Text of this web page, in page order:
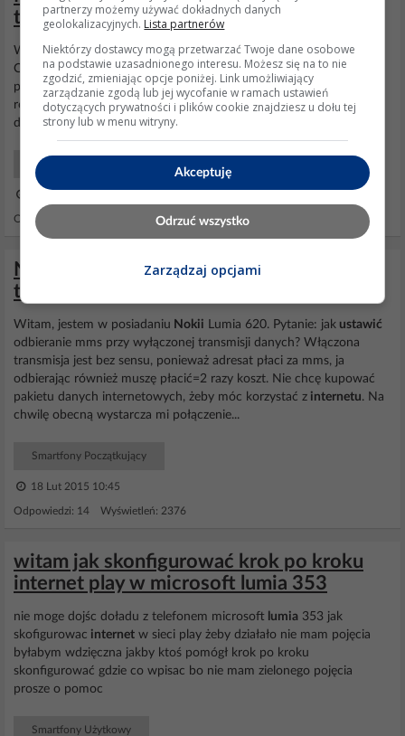
telefonu (po kablu)
Witam. Napotkałem taki problem - nigdzie nie mogę tego znaleźć.
Czy za pomocą Lumii 820 można uzyskać internetw komputerze
po kablu USB. Wiem, że można stworzyć sieć wi-fi (Lumia jako
router wi-fi), ale mam problem w laptopie z kartą bezprzewodową,
dlatego chcę udostępnićinternet
Smartfony Początkujący
Odpowiedzi: 5 Wyświetleń: 8508
Nokia Lumia 620 - jak odbierać MMS bez
transmisji danych w sieci Plus?
Witam, jestem w posiadaniu Nokii Lumia 620. Pytanie: jak ustawić
odbieranie mms przy wyłączonej transmisji danych? Włączona
transmisja jest bez sensu, ponieważ adresat płaci za mms, ja
odbierając również muszę płacić=2 razy koszt. Nie chcę kupować
pakietu danych internetowych, żeby móc korzystać z internetu. Na
chwilę obecną wystarcza mi połączenie...
Smartfony Początkujący
18 Lut 2015 10:45
Odpowiedzi: 14 Wyświetleń: 2376
witam jak skonfigurować krok po kroku
internet play w microsoft lumia 353
nie moge dojśc doładu z telefonem microsoft lumia 353 jak
skofigurowac internet w sieci play żeby działało nie mam pojęcia
byłabym wdzięczna jakby ktoś pomógł krok po kroku
skonfigurować gdzie co wpisac bo nie mam zielonego pojęcia
prosze o pomoc
Smartfony Użytkowy
partnerzy możemy używać dokładnych danych
geolokalizacyjnych. Lista partnerów
Niektórzy dostawcy mogą przetwarzać Twoje dane osobowe
na podstawie uzasadnionego interesu. Możesz się na to nie
zgodzić, zmieniając opcje poniżej. Link umożliwiający
zarządzanie zgodą lub jej wycofanie w ramach ustawień
dotyczących prywatności i plików cookie znajdziesz u dołu tej
strony lub w menu witryny.
Akceptuję
Odrzuć wszystko
Zarządzaj opcjami